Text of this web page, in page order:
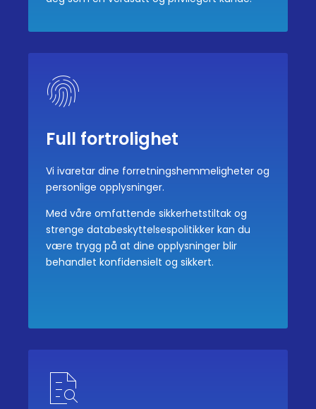
Full fortrolighet
Vi ivaretar dine forretningshemmeligheter og
personlige opplysninger.
Med våre omfattende sikkerhetstiltak og
strenge databeskyttelsespolitikker kan du
være trygg på at dine opplysninger blir
behandlet konfidensielt og sikkert.